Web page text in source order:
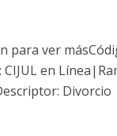
para ver
en
Divorcio